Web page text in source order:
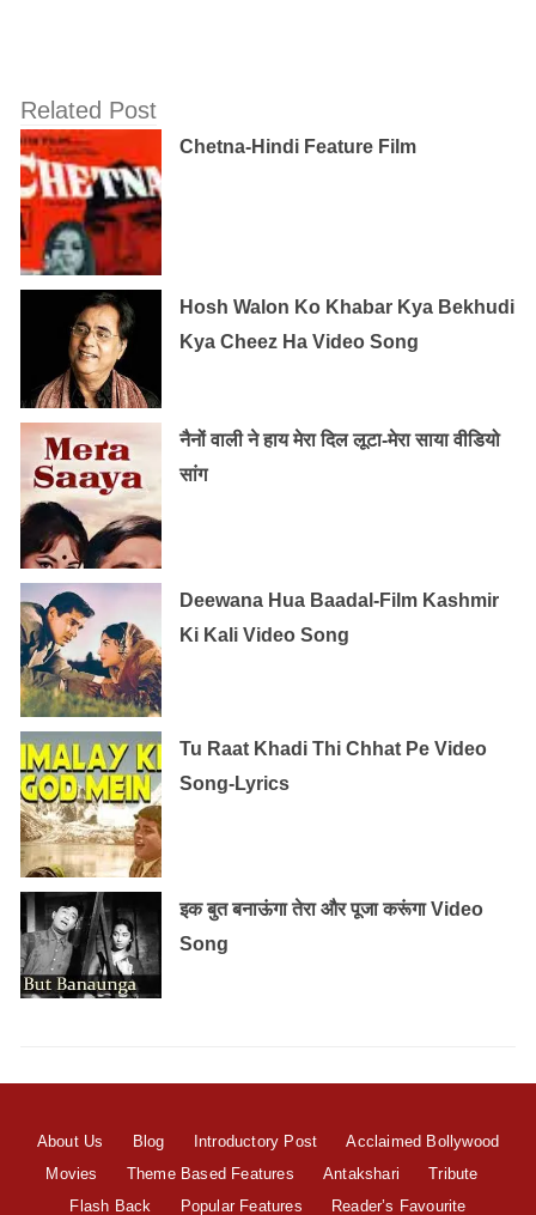
Related Post
Chetna-Hindi Feature Film
Hosh Walon Ko Khabar Kya Bekhudi
Kya Cheez Ha Video Song
नैनों वाली ने हाय मेरा दिल लूटा-मेरा साया वीडियो
सांग
Deewana Hua Baadal-Film Kashmir
Ki Kali Video Song
Tu Raat Khadi Thi Chhat Pe Video
Song-Lyrics
इक बुत बनाऊंगा तेरा और पूजा करूंगा Video
Song
About Us Blog Introductory Post
Acclaimed Bollywood
Movies
Theme Based Features Antakshari
Tribute
Flash Back
Popular Features Reader’s Favourite